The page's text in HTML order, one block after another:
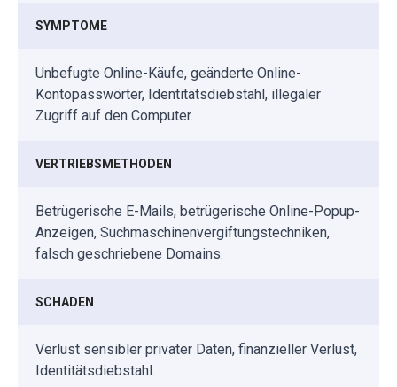
SYMPTOME
Unbefugte Online-Käufe, geänderte Online-
Kontopasswörter, Identitätsdiebstahl, illegaler
Zugriff auf den Computer.
VERTRIEBSMETHODEN
Betrügerische E-Mails, betrügerische Online-Popup-
Anzeigen, Suchmaschinenvergiftungstechniken,
falsch geschriebene Domains.
SCHADEN
Verlust sensibler privater Daten, finanzieller Verlust,
Identitätsdiebstahl.